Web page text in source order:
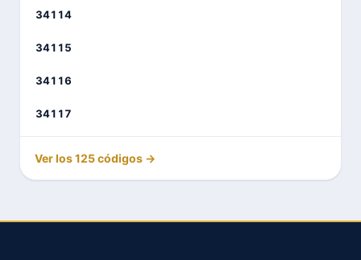
34114
34115
34116
34117
Ver los 125 códigos →